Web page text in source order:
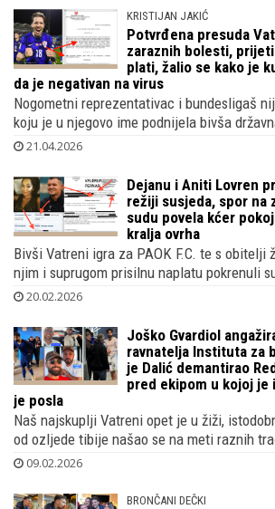
KRISTIJAN JAKIĆ
Potvrđena presuda
zaraznih bolesti,
plati, žalio se kako je
da je negativan na virus
Nogometni reprezentativac i bundesligaš
koju je u njegovo ime podnijela bivša
21.04.2026
Dejanu i Aniti Lovren
režiji susjeda, spor na
sudu povela kćer
kralja ovrha
Bivši Vatreni igra za PAOK F.C. te s obitelji
njim i suprugom prisilnu naplatu pokrenuli
20.02.2026
Joško Gvardiol
ravnatelja Instituta za
je Dalić demantirao
pred ekipom u kojoj je
je posla
Naš najskuplji Vatreni opet je u žiži,
od ozljede tibije našao se na meti raznih
09.02.2026
BRONČANI DEČKI